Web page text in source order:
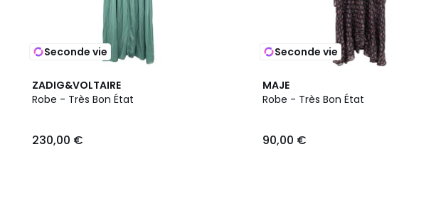
Seconde vie
ZADIG&VOLTAIRE
Robe - Très Bon État
230,00 €
Seconde vie
MAJE
Robe - Très Bon État
90,00 €